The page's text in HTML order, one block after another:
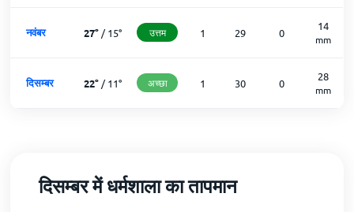
नवंबर 27°/15° उत्तम 1 29 0
14
mm
दिसम्बर 22°/11° अच्छा 1 30 0
28
mm
दिसम्बर में धर्मशाला का तापमान